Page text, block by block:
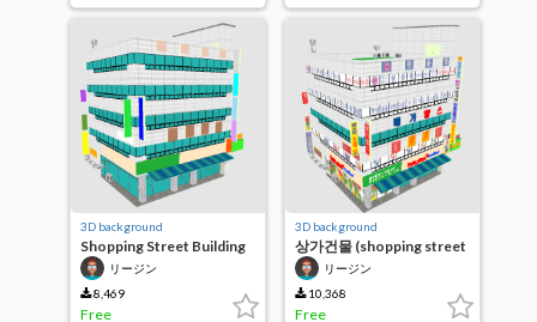
3D background
Shopping Street Building
(no letter)
リージン
8,469
Free
3D background
상가건물 (shopping street
building, building.,)
リージン
10,368
Free